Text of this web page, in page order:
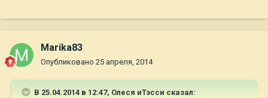
Marika83
Опубликовано 25 апреля, 2014
В 25.04.2014 в 12:47, Олеся иТэсси сказал: